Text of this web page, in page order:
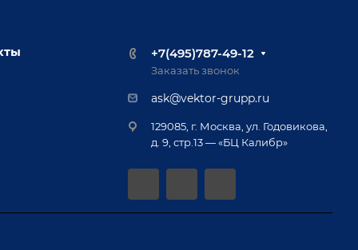
+7(495)787-49-12
Заказать звонок
ask@vektor-grupp.ru
129085, г. Москва, ул. Годовикова,
д. 9, стр.13 — «БЦ Калибр»